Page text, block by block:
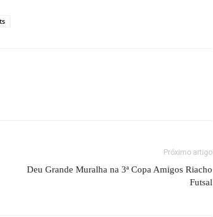
Próximo artigo
Deu Grande Muralha na 3ª Copa Amigos Riacho
Futsal